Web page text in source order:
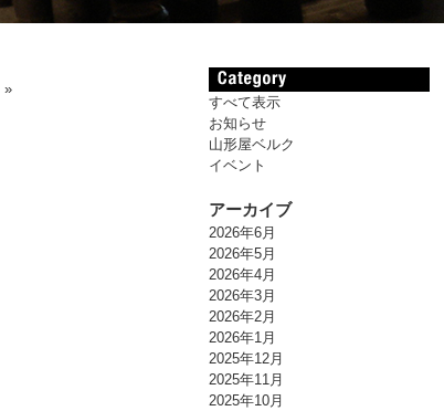
»
すべて表示
お知らせ
山形屋ベルク
イベント
アーカイブ
2026年6月
2026年5月
2026年4月
2026年3月
2026年2月
2026年1月
2025年12月
2025年11月
2025年10月